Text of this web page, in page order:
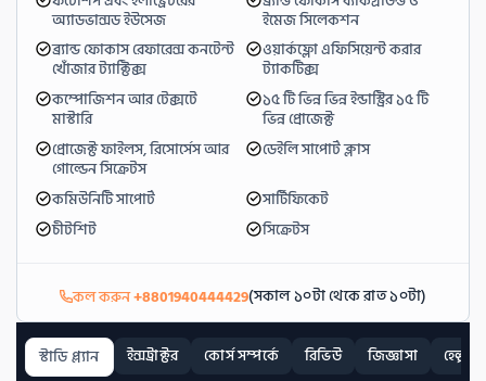
অ্যাডভান্সড ইউসেজ
ইমেজ সিলেকশন
ব্র্যান্ড ফোকাস রেফারেন্স কনটেন্ট
খোঁজার ট্যাক্টিক্স
ওয়ার্কফ্লো এফিসিয়েন্ট করার
ট্যাকটিক্স
কম্পোজিশন আর টেক্সটে
মাস্টারি
১৫ টি ভিন্ন ভিন্ন ইন্ডাস্ট্রির ১৫ টি
ভিন্ন প্রোজেক্ট
প্রোজেক্ট ফাইলস, রিসোর্সেস আর
গোল্ডেন সিক্রেটস
ডেইলি সাপোর্ট ক্লাস
কমিউনিটি সাপোর্ট
সার্টিফিকেট
চীটশিট
সিক্রেটস
কল করুন+8801940444429(সকাল ১০টা থেকে রাত ১০টা)
স্টাডি প্ল্যান ইন্সট্রাক্টর কোর্স সম্পর্কে রিভিউ জিজ্ঞাসা হেল্প